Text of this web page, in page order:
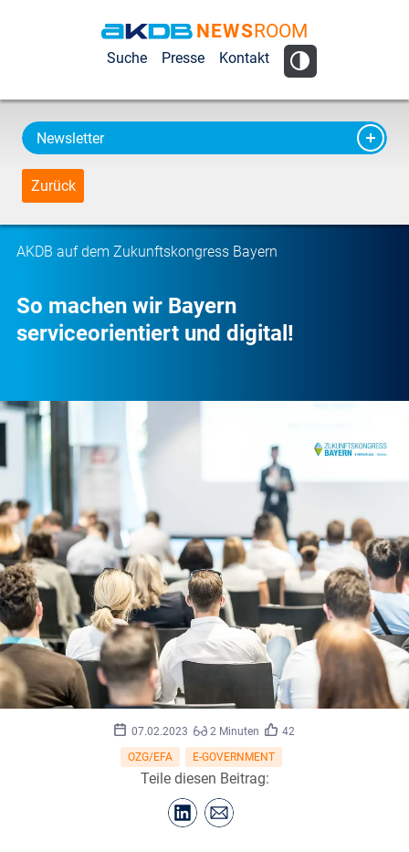
AKDB Anstalt
Kommunale
Datenverarbeitung
in Bayern
NEWSROOM
Suche Presse Kontakt
Newsletter
Zurück
AKDB auf dem Zukunftskongress Bayern
So machen wir Bayern
serviceorientiert und digital!
07.02.2023 2 Minuten
42
OZG/EFA
E-GOVERNMENT
Teile diesen Beitrag: